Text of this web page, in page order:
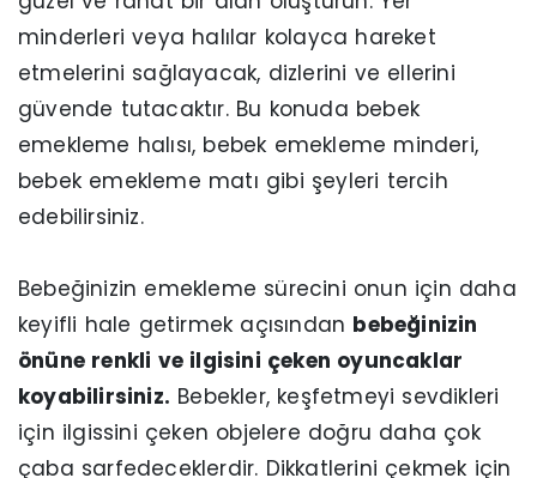
minderleri veya halılar kolayca hareket
etmelerini sağlayacak, dizlerini ve ellerini
güvende tutacaktır. Bu konuda bebek
emekleme halısı, bebek emekleme minderi,
bebek emekleme matı gibi şeyleri tercih
edebilirsiniz.
Bebeğinizin emekleme sürecini onun için daha
keyifli hale getirmek açısından bebeğinizin
önüne renkli ve ilgisini çeken oyuncaklar
koyabilirsiniz. Bebekler, keşfetmeyi sevdikleri
için ilgissini çeken objelere doğru daha çok
çaba sarfedeceklerdir. Dikkatlerini çekmek için